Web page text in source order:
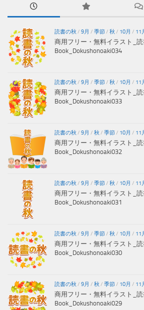
読書の秋 / 9月 / 季節/ 秋 / 10月 / 11
商用フリー・無料イラスト_
Book_Dokushonoaki034
読書の秋 / 9月 / 季節/ 秋 / 10月 / 11
商用フリー・無料イラスト_
Book_Dokushonoaki033
読書の秋 / 9月 / 秋 / 季節/ 10月 / 11
商用フリー・無料イラスト_
Book_Dokushonoaki032
読書の秋 / 9月 / 季節/ 秋 / 10月 / 11
商用フリー・無料イラスト_
Book_Dokushonoaki031
読書の秋 / 9月 / 季節/ 秋 / 10月 / 11
商用フリー・無料イラスト_
Book_Dokushonoaki030
読書の秋 / 9月 / 秋 / 季節/ 10月 / 11
商用フリー・無料イラスト_
Book_Dokushonoaki029